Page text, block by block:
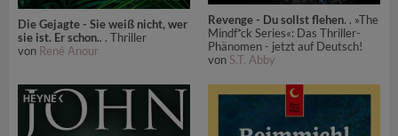
Die Gejagte - Sie weiß nicht, wer
sie ist. Er schon.. . Thriller
von René Anour
Revenge - Du sollst flehen. . »The
Mindf*ck Series«: Das Thriller-
Phänomen - jetzt auf Deutsch!
von S.T. Abby